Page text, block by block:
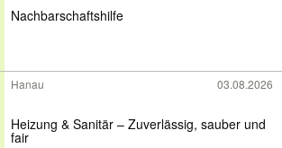
Nachbarschaftshilfe
Hanau 03.08.2026
Heizung & Sanitär – Zuverlässig, sauber und
fair